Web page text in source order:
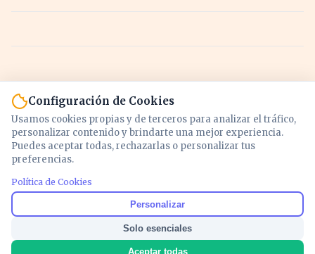
Noticias y análisis de economía, mercados,
inversión y política. Información actualizada
para entender lo que mueve tu dinero y tu
Configuración de Cookies
Usamos cookies propias y de terceros para analizar el tráfico,
personalizar contenido y brindarte una mejor experiencia.
Puedes aceptar todas, rechazarlas o personalizar tus
preferencias.
Política de Cookies
Personalizar
Solo esenciales
Aceptar todas